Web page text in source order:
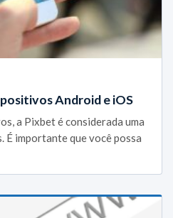
Android e iOS
a Pixbet é considerada uma
É importante que você possa